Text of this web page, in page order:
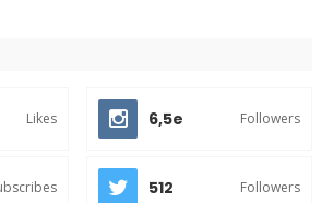
Likes 6,5e Followers
512 Followers